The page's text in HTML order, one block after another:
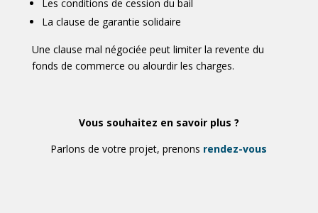
Les conditions de cession du bail
La clause de garantie solidaire
Une clause mal négociée peut limiter la revente du
fonds de commerce ou alourdir les charges.
Vous souhaitez en savoir plus ?
Parlons de votre projet, prenons rendez-vous